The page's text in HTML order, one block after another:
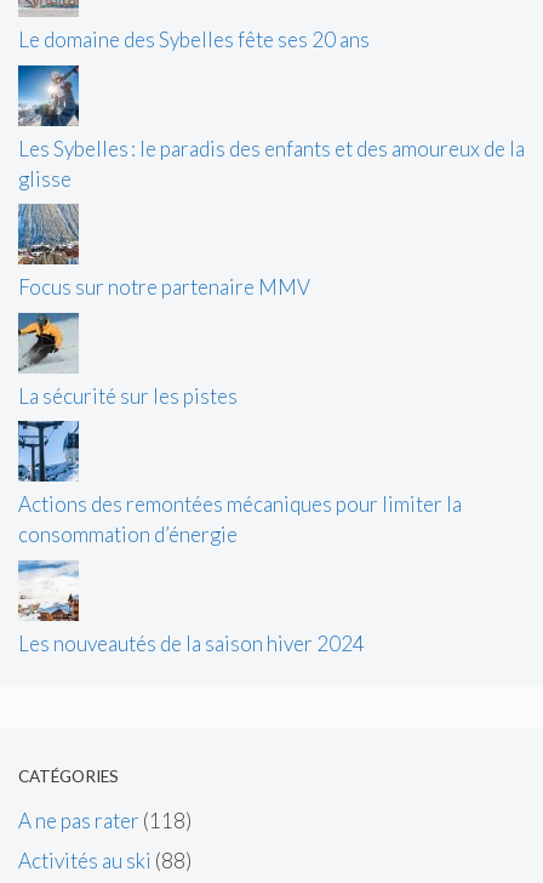
Le domaine des Sybelles fête ses 20 ans
Les Sybelles : le paradis des enfants et des amoureux de la
glisse
Focus sur notre partenaire MMV
La sécurité sur les pistes
Actions des remontées mécaniques pour limiter la
consommation d’énergie
Les nouveautés de la saison hiver 2024
CATÉGORIES
A ne pas rater (118)
Activités au ski (88)